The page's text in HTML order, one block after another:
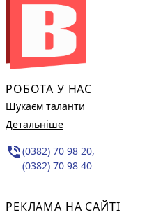
РОБОТА У НАС
Шукаєм таланти
Детальніше
phone_in_talk(0382) 70 98 20,
(0382) 70 98 40
РЕКЛАМА НА САЙТІ